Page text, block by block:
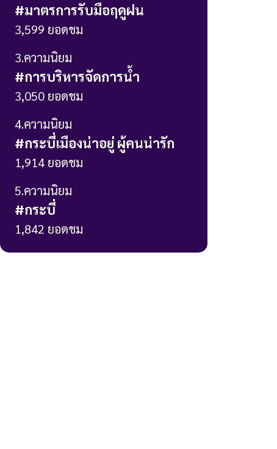
#มาตรการรับมือฤดูฝน
3,599 ยอดชม
3.ความนิยม
#การบริหารจัดการน้ำ
3,050 ยอดชม
4.ความนิยม
#กระบี่เมืองน่าอยู่ ผู้คนน่ารัก
1,914 ยอดชม
5.ความนิยม
#กระบี่
1,842 ยอดชม